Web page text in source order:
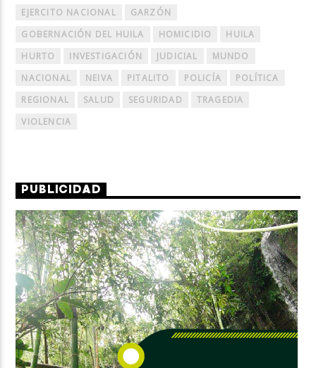
EJERCITO NACIONAL
GARZÓN
GOBERNACIÓN DEL HUILA
HOMICIDIO
HUILA
HURTO
INVESTIGACIÓN JUDICIAL
MUNDO
NACIONAL
NEIVA PITALITO POLICÍA
POLÍTICA
REGIONAL
SALUD SEGURIDAD
TRAGEDIA
VIOLENCIA
PUBLICIDAD